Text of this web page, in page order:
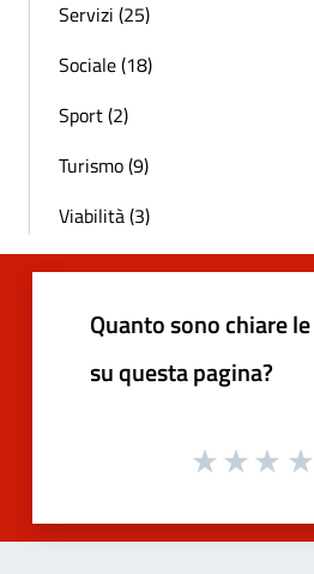
Servizi (25)
Sociale (18)
Sport (2)
Turismo (9)
Viabilità (3)
Quanto sono chiare
su questa pagina?